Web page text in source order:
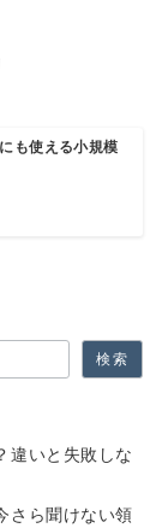
も使える小規模
検索
違いと失敗しな
さら聞けない領